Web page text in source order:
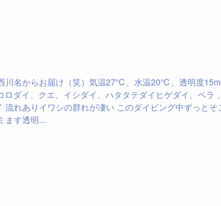
川名からお届け（笑）気温27℃、水温20℃、透明度
ダイ、クエ、イシダイ、ハタタテダイヒゲダイ、ベラ 、
流れありイワシの群れが凄い このダイビング中ずっとそ
ます透明...